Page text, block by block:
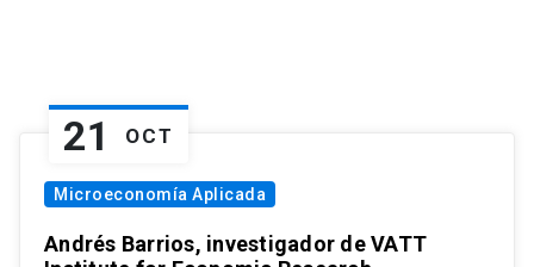
21 OCT
Microeconomía Aplicada
Andrés Barrios, investigador de VATT